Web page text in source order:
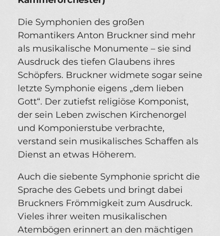
Die Symphonien des großen
Romantikers Anton Bruckner sind mehr
als musikalische Monumente – sie sind
Ausdruck des tiefen Glaubens ihres
Schöpfers. Bruckner widmete sogar seine
letzte Symphonie eigens „dem lieben
Gott“. Der zutiefst religiöse Komponist,
der sein Leben zwischen Kirchenorgel
und Komponierstube verbrachte,
verstand sein musikalisches Schaffen als
Dienst an etwas Höherem.
Auch die siebente Symphonie spricht die
Sprache des Gebets und bringt dabei
Bruckners Frömmigkeit zum Ausdruck.
Vieles ihrer weiten musikalischen
Atembögen erinnert an den mächtigen